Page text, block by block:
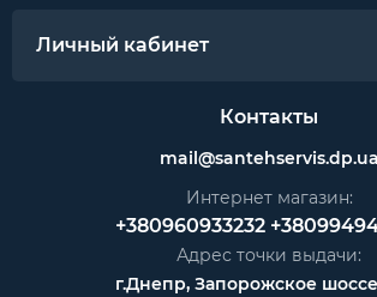
Личный кабинет
Контакты
mail@santehservis.dp.ua
Интернет магазин:
+380960933232
Адрес точки выдачи:
г.Днепр, Запорожское